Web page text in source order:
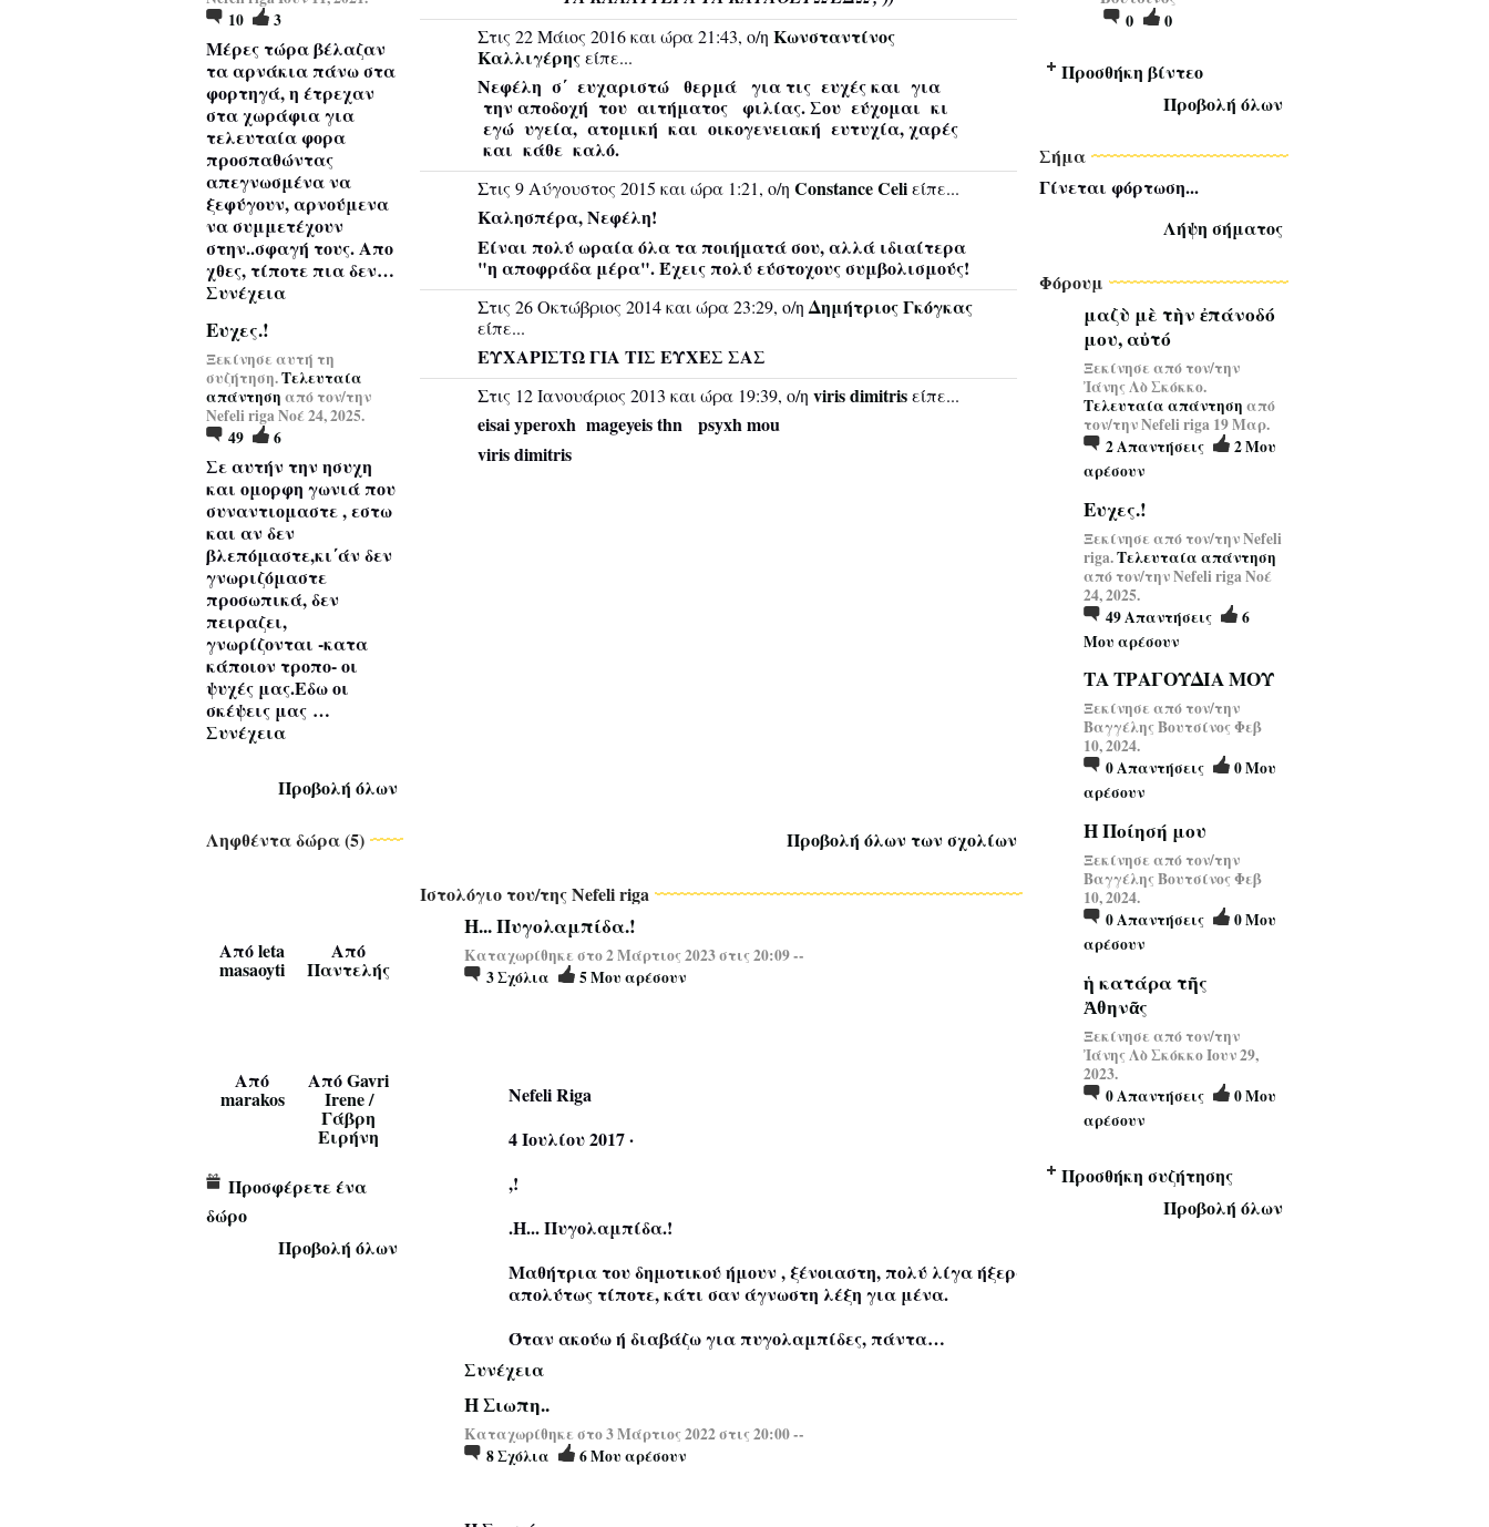
10
3
Μέρες τώρα βέλαζαν
τα αρνάκια πάνω στα
φορτηγά, η έτρεχαν
στα χωράφια για
τελευταία φορα
προσπαθώντας
απεγνωσμένα να
ξεφύγουν, αρνούμενα
να συμμετέχουν
στην..σφαγή τους. Απο
χθες, τίποτε πια δεν…
Συνέχεια
Ευχες.!
Ξεκίνησε αυτή τη
συζήτηση.Τελευταία
απάντηση από τον/την
Nefeli riga Νοέ 24, 2025.
49
6
Σε αυτήν την ησυχη
και ομορφη γωνιά που
συναντιομαστε , εστω
και αν δεν
βλεπόμαστε,κι΄άν δεν
γνωριζόμαστε
προσωπικά, δεν
πειραζει,
γνωρίζονται -κατα
κάποιον τροπο- οι
ψυχές μας.Εδω οι
σκέψεις μας …
Συνέχεια
Προβολή όλων
Ληφθέντα δώρα (5)
Απόleta
masaoyti
Από
Παντελής
Από
marakos
ΑπόGavri
Irene /
Γάβρη
Ειρήνη
Προσφέρετε ένα
δώρο
Προβολή όλων
Στις 22 Μάιος 2016 και ώρα 21:43, ο/η Κωνσταντίνος
Καλλιγέρηςείπε...
Νεφέλη σ΄ ευχαριστώ θερμά για τις ευχές και για
την αποδοχή του αιτήματος φιλίας. Σου εύχομαι κι
εγώ υγεία, ατομική και οικογενειακή ευτυχία, χαρές
και κάθε καλό.
Στις 9 Αύγουστος 2015 και ώρα 1:21, ο/η Constance Celiείπε...
Καλησπέρα, Νεφέλη!
Είναι πολύ ωραία όλα τα ποιήματά σου, αλλά ιδιαίτερα
"η αποφράδα μέρα". Έχεις πολύ εύστοχους συμβολισμούς!
Στις 26 Οκτώβριος 2014 και ώρα 23:29, ο/η Δημήτριος Γκόγκας
είπε...
ΕΥΧΑΡΙΣΤΩ ΓΙΑ ΤΙΣ ΕΥΧΕΣ ΣΑΣ
Στις 12 Ιανουάριος 2013 και ώρα 19:39, ο/η viris dimitrisείπε...
eisai yperoxh mageyeis thn psyxh mou
viris dimitris
Προβολή όλων των σχολίων
Ιστολόγιο του/της Nefeli riga
Η... Πυγολαμπίδα.!
Καταχωρίθηκε στο 2 Μάρτιος 2023 στις 20:09 --
3Σχόλια 5Μου αρέσουν
Nefeli Riga
4 Ιουλίου 2017 ·
,!
.Η... Πυγολαμπίδα.!
Μαθήτρια του δημοτικού ήμουν , ξένοιαστη, πολύ λίγα ήξερα απο την ζωή και οσο για βάσανα
απολύτως τίποτε, κάτι σαν άγνωστη λέξη για μένα.
Όταν ακούω ή διαβάζω για πυγολαμπίδες, πάντα…
Συνέχεια
Η Σιωπη..
Καταχωρίθηκε στο 3 Μάρτιος 2022 στις 20:00 --
8Σχόλια 6Μου αρέσουν
0
0
Προσθήκη βίντεο
Προβολή όλων
Σήμα
Γίνεται φόρτωση...
Λήψη σήματος
Φόρουμ
μαζὺ μὲ τὴν ἐπάνοδό
μου, αὐτό
Ξεκίνησε από τον/την
Ἰάνης Λὸ Σκόκκο.
Τελευταία απάντηση από
τον/την Nefeli riga 19 Μαρ.
2Απαντήσεις 2Μου
αρέσουν
Ευχες.!
Ξεκίνησε από τον/την Nefeli
riga.Τελευταία απάντηση
από τον/την Nefeli riga Νοέ
24, 2025.
49Απαντήσεις
6
Μου αρέσουν
ΤΑ ΤΡΑΓΟΥΔΙΑ ΜΟΥ
Ξεκίνησε από τον/την
Βαγγέλης Βουτσίνος Φεβ
10, 2024.
0Απαντήσεις 0Μου
αρέσουν
Η Ποίησή μου
Ξεκίνησε από τον/την
Βαγγέλης Βουτσίνος Φεβ
10, 2024.
0Απαντήσεις 0Μου
αρέσουν
ἡ κατάρα τῆς
Ἀθηνᾶς
Ξεκίνησε από τον/την
Ἰάνης Λὸ Σκόκκο Ιουν 29,
2023.
0Απαντήσεις 0Μου
αρέσουν
Προσθήκη συζήτησης
Προβολή όλων